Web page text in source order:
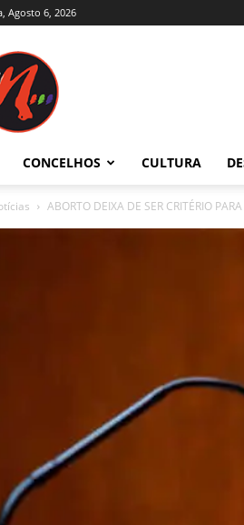
Agosto 6, 2026
Trás-
e
Alto
CONCELHOS CULTURA
ABORTO DEIXA DE SER CRITÉRIO